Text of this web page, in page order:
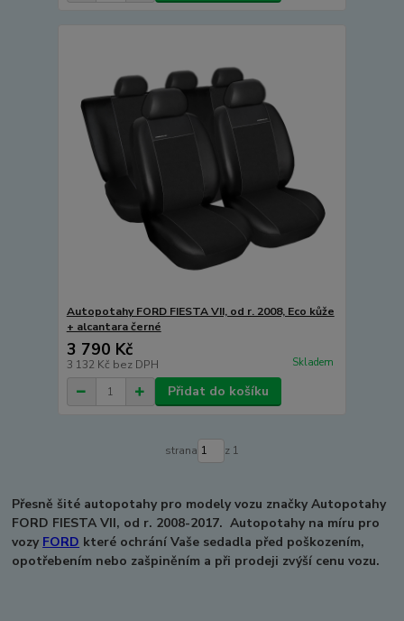
Autopotahy FORD FIESTA VII, od r. 2008, Eco kůže
+ alcantara černé
3 790 Kč
3 132 Kč bez DPH Skladem
Přidat do košíku
strana z 1
Přesně šité autopotahy pro modely vozu značky Autopotahy
FORD FIESTA VII, od r. 2008-2017. Autopotahy na míru pro
vozy FORD které ochrání Vaše sedadla před poškozením,
opotřebením nebo zašpiněním a při prodeji zvýší cenu vozu.